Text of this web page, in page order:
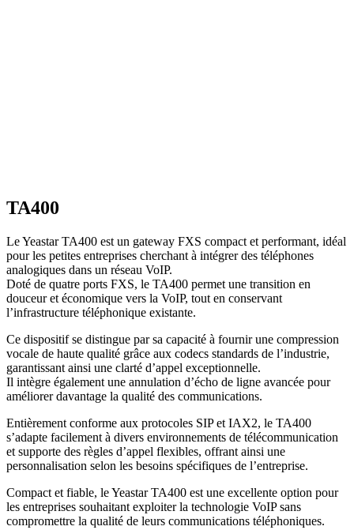
TA400
Le Yeastar TA400 est un gateway FXS compact et performant, idéal
pour les petites entreprises cherchant à intégrer des téléphones
analogiques dans un réseau VoIP.
Doté de quatre ports FXS, le TA400 permet une transition en
douceur et économique vers la VoIP, tout en conservant
l’infrastructure téléphonique existante.
Ce dispositif se distingue par sa capacité à fournir une compression
vocale de haute qualité grâce aux codecs standards de l’industrie,
garantissant ainsi une clarté d’appel exceptionnelle.
Il intègre également une annulation d’écho de ligne avancée pour
améliorer davantage la qualité des communications.
Entièrement conforme aux protocoles SIP et IAX2, le TA400
s’adapte facilement à divers environnements de télécommunication
et supporte des règles d’appel flexibles, offrant ainsi une
personnalisation selon les besoins spécifiques de l’entreprise.
Compact et fiable, le Yeastar TA400 est une excellente option pour
les entreprises souhaitant exploiter la technologie VoIP sans
compromettre la qualité de leurs communications téléphoniques.